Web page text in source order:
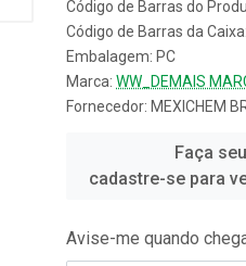
Código de Barras do
Código de Barras da
Embalagem: PC
Marca: WW_DEMAIS
Fornecedor: MEXICHEM
Faça
cadastre-se para
Avise-me quando